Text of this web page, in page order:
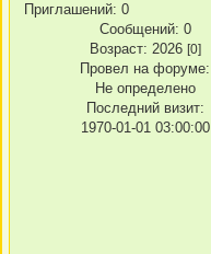
Приглашений: 0
Сообщений: 0
Возраст: 2026 [0]
Провел на форуме:
Не определено
Последний визит:
1970-01-01 03:00:00